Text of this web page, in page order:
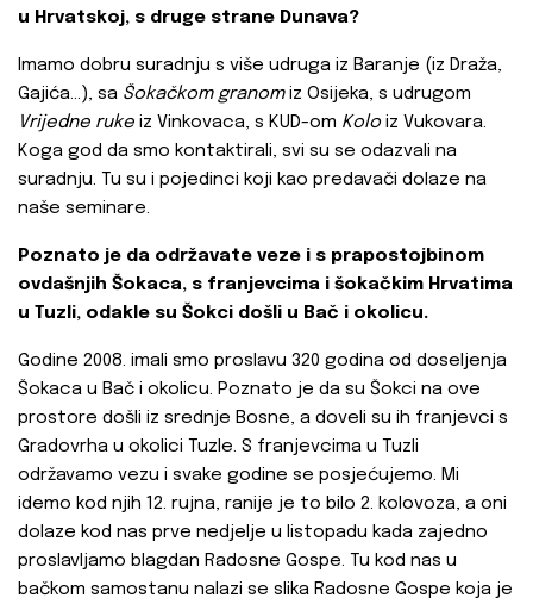
u Hrvatskoj, s druge strane Dunava?
Imamo dobru suradnju s više udruga iz Baranje (iz Draža,
Gajića…), sa Šokačkom granomiz Osijeka, s udrugom
Vrijedne ruke iz Vinkovaca, s KUD-om Kolo iz Vukovara.
Koga god da smo kontaktirali, svi su se odazvali na
suradnju. Tu su i pojedinci koji kao predavači dolaze na
naše seminare.
Poznato je da održavate veze i s prapostojbinom
ovdašnjih Šokaca, s franjevcima i šokačkim Hrvatima
u Tuzli, odakle su Šokci došli u Bač i okolicu.
Godine 2008. imali smo proslavu 320 godina od doseljenja
Šokaca u Bač i okolicu. Poznato je da su Šokci na ove
prostore došli iz srednje Bosne, a doveli su ih franjevci s
Gradovrha u okolici Tuzle. S franjevcima u Tuzli
održavamo vezu i svake godine se posjećujemo. Mi
idemo kod njih 12. rujna, ranije je to bilo 2. kolovoza, a oni
dolaze kod nas prve nedjelje u listopadu kada zajedno
proslavljamo blagdan Radosne Gospe. Tu kod nas u
bačkom samostanu nalazi se slika Radosne Gospe koja je